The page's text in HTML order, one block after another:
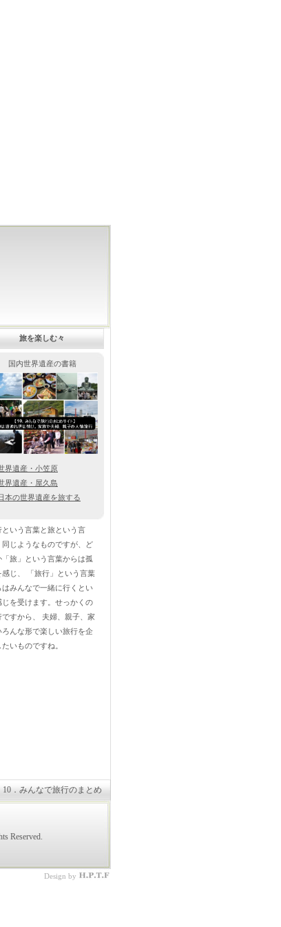
旅を楽しむ々
国内世界遺産の書籍
界遺産・小笠原
界遺産・屋久島
本の世界遺産を旅する
という言葉と旅という言
同じようなものですが、ど
「旅」という言葉からは孤
感じ、 「旅行」という言葉
はみんなで一緒に行くとい
じを受けます。せっかくの
ですから、 夫婦、親子、家
ろんな形で楽しい旅行を企
たいものですね。
10．みんなで旅行のまとめ
Reserved.
Design by